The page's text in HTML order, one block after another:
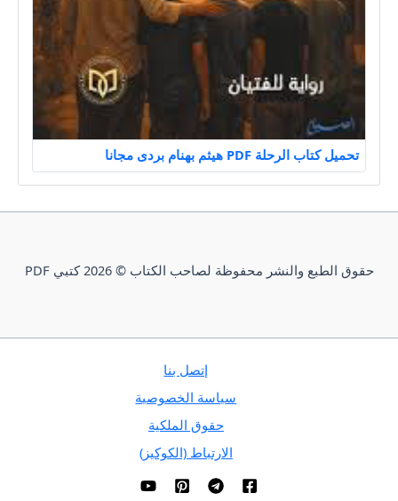
تحميل كتاب الرحلة PDF هيثم بهنام بردى مجانا
حقوق الطبع والنشر محفوظة لصاحب الكتاب © 2026 كتبي PDF
إتصل بنا
سياسة الخصوصية
حقوق الملكية
الارتباط (الكوكيز)